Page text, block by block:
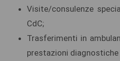
Visite/consulenze
CdC;
Trasferimenti in
prestazioni